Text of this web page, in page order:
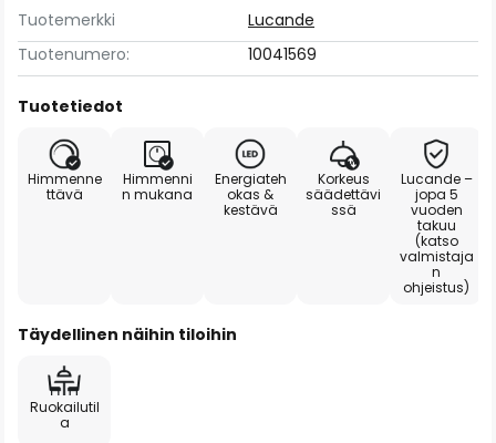
Tuotemerkki
Lucande
Tuotenumero:
10041569
Tuotetiedot
Himmenne
ttävä
Himmenni
n mukana
Energiateh
okas &
kestävä
Korkeus
säädettävi
ssä
Lucande –
jopa 5
vuoden
takuu
(katso
valmistaja
n
ohjeistus)
Täydellinen näihin tiloihin
Ruokailutil
a